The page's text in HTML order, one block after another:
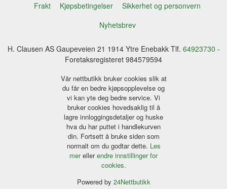
Frakt Kjøpsbetingelser
Sikkerhet og personvern
Nyhetsbrev
H. Clausen AS Gaupeveien 21 1914 Ytre Enebakk Tlf. 64923730 -
Foretaksregisteret 984579594
Vår nettbutikk bruker cookies slik at
du får en bedre kjøpsopplevelse og
vi kan yte deg bedre service. Vi
bruker cookies hovedsaklig til å
lagre innloggingsdetaljer og huske
hva du har puttet i handlekurven
din. Fortsett å bruke siden som
normalt om du godtar dette. Les
merellerendre innstillinger for
cookies.
Powered by 24Nettbutikk